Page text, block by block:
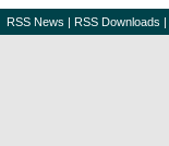
RSS News | RSS Downloads |